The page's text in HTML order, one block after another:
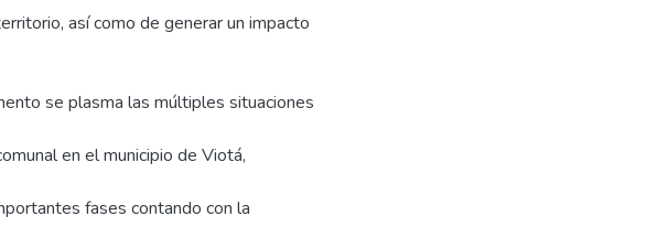
así como de generar un impacto
se plasma las múltiples situaciones
en el municipio de Viotá,
fases contando con la